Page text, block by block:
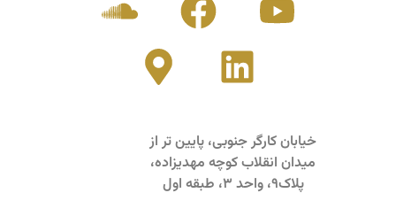
خیابان کارگر جنوبی، پایین تر از
میدان انقلاب کوچه مهدیزاده،
پلاک9، واحد 3، طبقه اول